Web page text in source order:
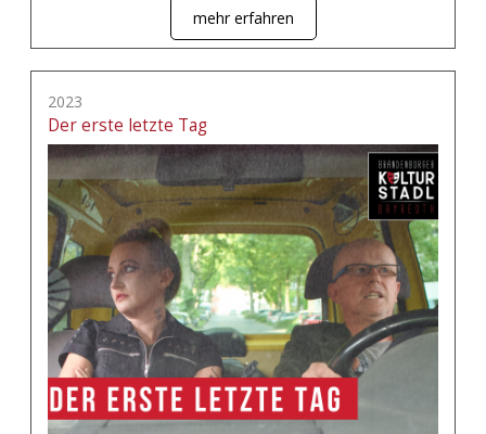
mehr erfahren
2023
Der erste letzte Tag